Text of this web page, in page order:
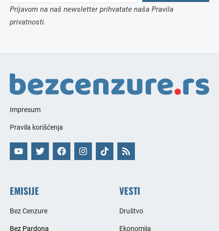
Prijavom na naš newsletter prihvatate naša Pravila
privatnosti.
Impresum
Pravila korišćenja
EMISIJE
Bez Cenzure
Bez Pardona
VESTI
Društvo
Ekonomija